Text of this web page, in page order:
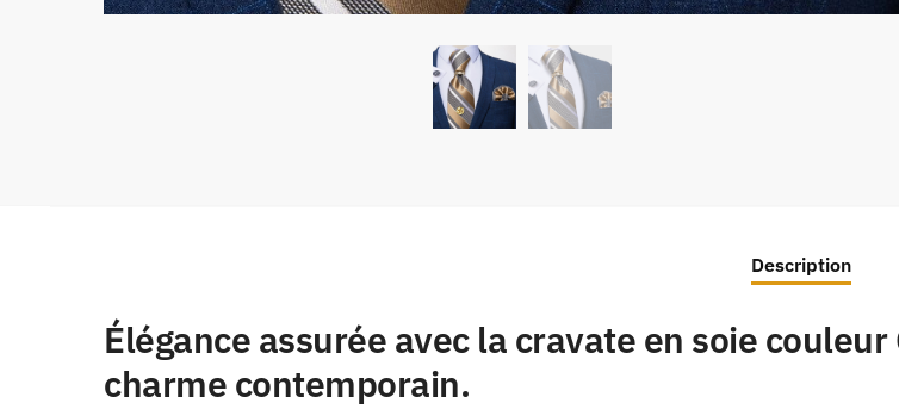
Description
Élégance assurée avec la cravate en soie
charme contemporain.